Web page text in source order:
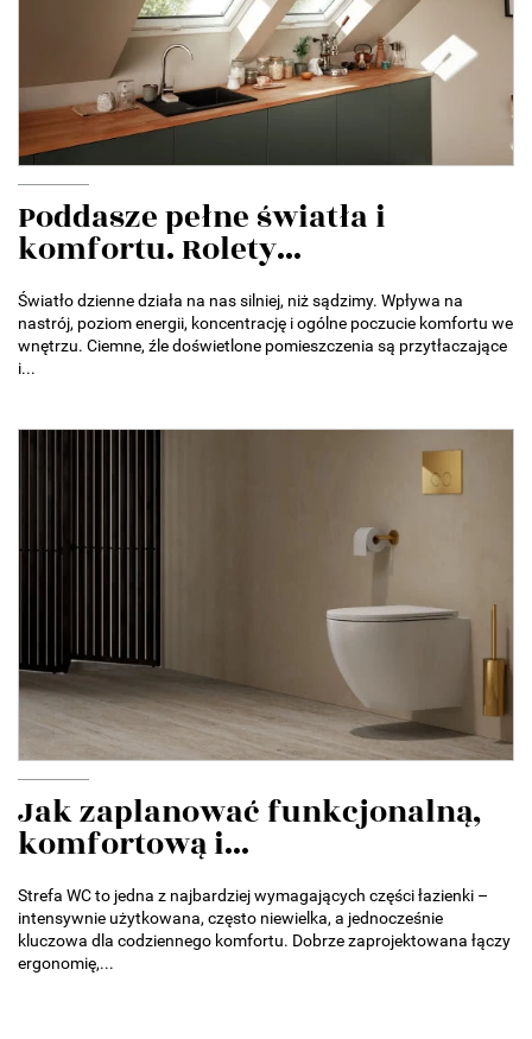
Poddasze pełne światła i
komfortu. Rolety...
Światło dzienne działa na nas silniej, niż sądzimy. Wpływa na
nastrój, poziom energii, koncentrację i ogólne poczucie komfortu we
wnętrzu. Ciemne, źle doświetlone pomieszczenia są przytłaczające
i...
Jak zaplanować funkcjonalną,
komfortową i...
Strefa WC to jedna z najbardziej wymagających części łazienki –
intensywnie użytkowana, często niewielka, a jednocześnie
kluczowa dla codziennego komfortu. Dobrze zaprojektowana łączy
ergonomię,...